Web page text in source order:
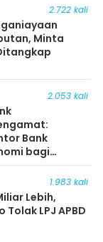
2.722 kali
Minta
2.053 kali
Bank
bagi
1.983 kali
Lebih,
Tolak LPJ APBD